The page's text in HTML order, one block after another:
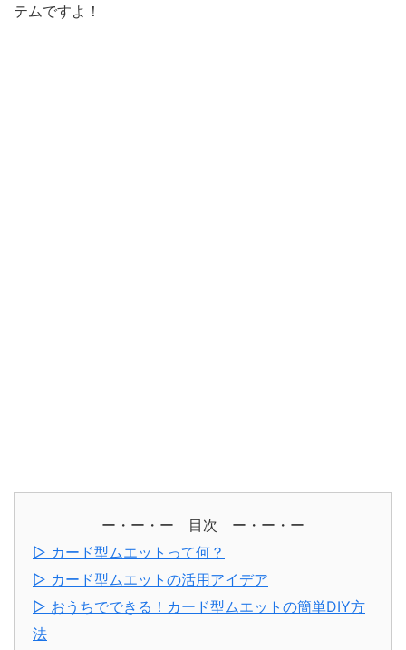
テムですよ！
ー・ー・ー 目次 ー・ー・ー
▷ カード型ムエットって何？
▷ カード型ムエットの活用アイデア
▷ おうちでできる！カード型ムエットの簡単DIY方
法